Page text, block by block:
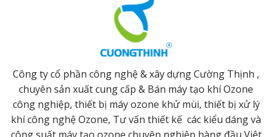
Công ty cổ phần công nghệ & xây dựng Cường Thịnh ,
chuyên sản xuất cung cấp & Bán máy tạo khí Ozone
công nghiệp, thiết bị máy ozone khử mùi, thiết bị xử lý
khí công nghệ Ozone, Tư vấn thiết kế các kiểu dáng và